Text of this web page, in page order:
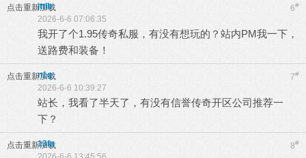
点击重新加载 6#
jttlb
2026-6-6 07:06:35
我开了个1.95传奇私服，有没有想玩的？站内PM我一下，
送路费和装备！
点击重新加载 7#
n1g
2026-6-6 10:39:27
站长，我看了半天了，有没有信誉传奇开区公司推荐一
下？
点击重新加载 8#
13fa